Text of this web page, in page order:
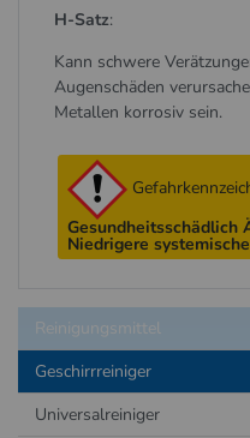
H-Satz:
Kann schwere
Augenschäden
Metallen korrosiv sein.
Gesundheitsschädlich
Niedrigere
Reinigungsmittel
Geschirrreiniger
Universalreiniger